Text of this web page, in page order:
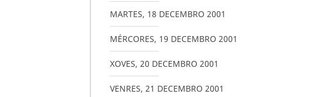
MARTES, 18 DECEMBRO 2001
MÉRCORES, 19 DECEMBRO 2001
XOVES, 20 DECEMBRO 2001
VENRES, 21 DECEMBRO 2001